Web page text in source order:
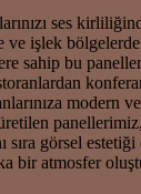
ses
ve işlek
sahip bu
modern
görsel
bir atmosfer